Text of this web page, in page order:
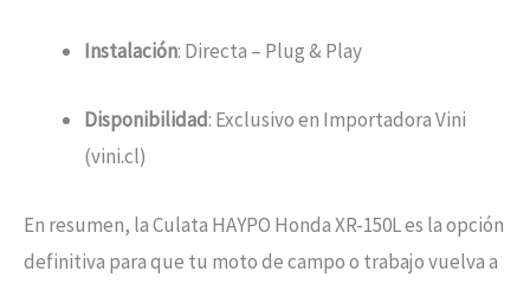
Instalación: Directa – Plug & Play
Disponibilidad: Exclusivo en Importadora Vini
(vini.cl)
En resumen, la Culata HAYPO Honda XR-150L es la opción
definitiva para que tu moto de campo o trabajo vuelva a